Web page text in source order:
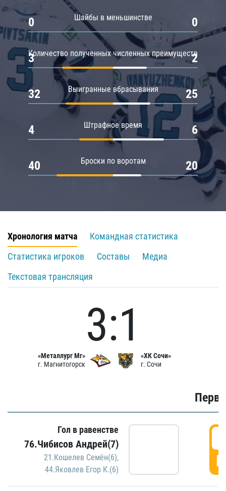
Шайбы в меньшинстве
0 0
Количество полученных численных преимуществ
3 2
Выигранные вбрасывания
32 25
Штрафное время
4 6
Броски по воротам
40 20
Хронология матча
Командная статистика
Статистика игроков
Составы
Медиа
Текстовая трансляция
«Металлург Мг»
г. Магнитогорск
3:1
«ХК Сочи»
г. Сочи
Гол в равенстве
76.Чибисов Андрей(7)
21.Кошелев Семён(6),
44.Яковлев Егор К.(6)